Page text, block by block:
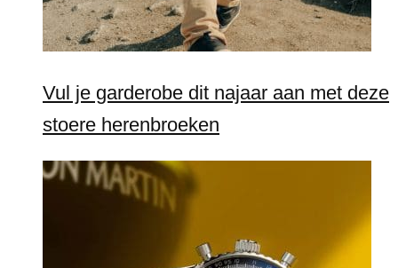
Vul je garderobe dit najaar aan met deze
stoere herenbroeken